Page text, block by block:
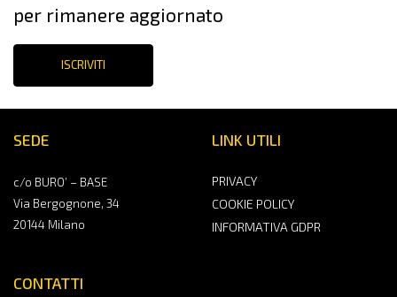
SEDE
c/o BURO’ – BASE
Via Bergognone, 34
20144 Milano
CONTATTI
LINK UTILI
PRIVACY
COOKIE POLICY
INFORMATIVA GDPR
per rimanere aggiornato
ISCRIVITI